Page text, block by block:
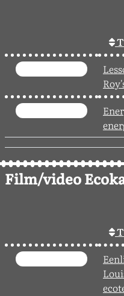
Film/video